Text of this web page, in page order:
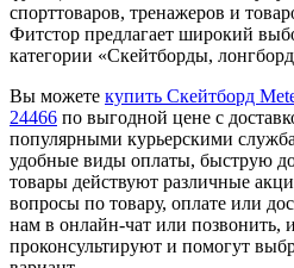
спорттоваров, тренажеров и
Фитстор предлагает широкий
категории «Скейтборды,
Вы можете купить Скейтборд
24466 по выгодной цене с
популярными курьерскими
удобные виды оплаты, быструю
товары действуют различные
вопросы по товару, оплате или
нам в онлайн-чат или позвонить,
проконсультируют и помогут